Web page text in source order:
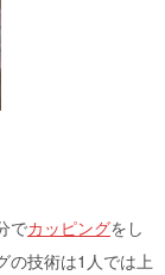
でカッピングをし
の技術は1人では上